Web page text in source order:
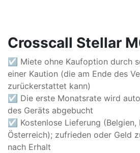
Crosscall Stellar
☑ Miete ohne Kaufoption durch
einer Kaution (die am Ende des
zurückerstattet kann)
☑ Die erste Monatsrate wird
des Geräts abgebucht
☑ Kostenlose Lieferung (Belgien,
Österreich); zufrieden oder Geld
nach Erhalt